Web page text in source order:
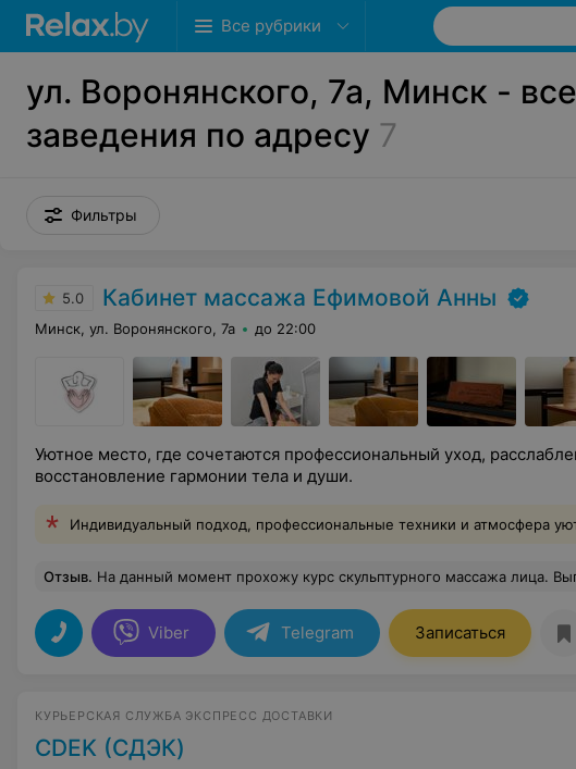
Все рубрики
ул. Воронянского, 7а, Минск - все
заведения по адресу 7
Фильтры
5.0 Кабинет массажа Ефимовой Анны
Минск, ул. Воронянского, 7а до 22:00
Уютное место, где сочетаются профессиональный уход,
восстановление гармонии тела и души.
Индивидуальный подход, профессиональные техники и атмосфера
Отзыв. На данный момент прохожу курс скульптурного массажа лица. Выполнено 2 сеанса и уже!!! Я и окружающие видят результат: ушла отечность, появились скулы и овал лица стал заметно
Viber Telegram Записаться
КУРЬЕРСКАЯ СЛУЖБА ЭКСПРЕСС ДОСТАВКИ
CDEK (СДЭК)